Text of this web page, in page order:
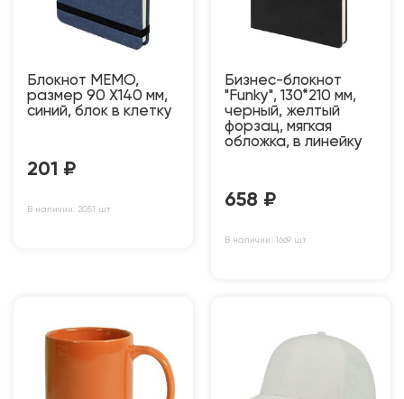
Блокнот MEMO,
размер 90 Х140 мм,
синий, блок в клетку
201 ₽
В наличии: 2051 шт
Бизнес-блокнот
"Funky", 130*210 мм,
черный, желтый
форзац, мягкая
обложка, в линейку
658 ₽
В наличии: 1669 шт